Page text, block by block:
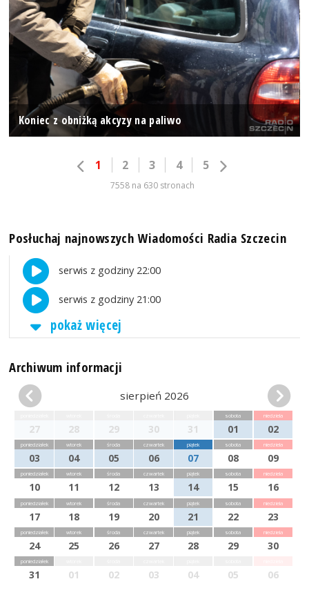
Koniec z obniżką akcyzy na paliwo
1 2 3 4 5
7558 na 630 stronach
Posłuchaj najnowszych Wiadomości Radia Szczecin
serwis z godziny 22:00
serwis z godziny 21:00
pokaż więcej
Archiwum informacji
sierpień 2026
27 28 29 30 31
sobota
01
niedziela
02
poniedziałek
03
wtorek
04
środa
05
czwartek
06
piątek
07
sobota
08
niedziela
09
poniedziałek
10
wtorek
11
środa
12
czwartek
13
piątek
14
sobota
15
niedziela
16
poniedziałek
17
wtorek
18
środa
19
czwartek
20
piątek
21
sobota
22
niedziela
23
poniedziałek
24
wtorek
25
środa
26
czwartek
27
piątek
28
sobota
29
niedziela
30
poniedziałek
31 01 02 03 04 05 06